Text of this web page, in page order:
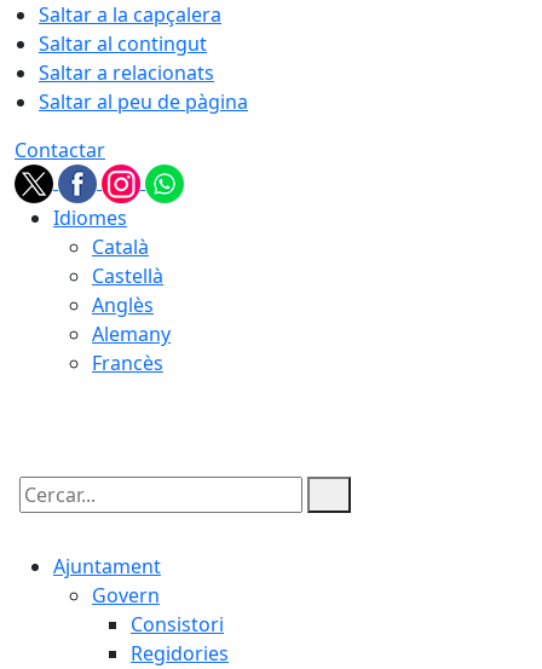
Saltar a la capçalera
Saltar al contingut
Saltar a relacionats
Saltar al peu de pàgina
Contactar
Idiomes
Català
Castellà
Anglès
Alemany
Francès
Cercar:
Ajuntament
Govern
Consistori
Regidories